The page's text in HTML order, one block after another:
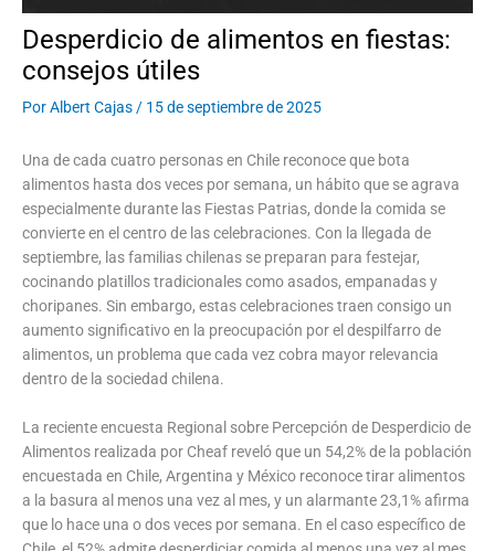
Desperdicio de alimentos en fiestas:
consejos útiles
PorAlbert Cajas / 15 de septiembre de 2025
Una de cada cuatro personas en Chile reconoce que bota
alimentos hasta dos veces por semana, un hábito que se agrava
especialmente durante las Fiestas Patrias, donde la comida se
convierte en el centro de las celebraciones. Con la llegada de
septiembre, las familias chilenas se preparan para festejar,
cocinando platillos tradicionales como asados, empanadas y
choripanes. Sin embargo, estas celebraciones traen consigo un
aumento significativo en la preocupación por el despilfarro de
alimentos, un problema que cada vez cobra mayor relevancia
dentro de la sociedad chilena.
La reciente encuesta Regional sobre Percepción de Desperdicio de
Alimentos realizada por Cheaf reveló que un 54,2% de la población
encuestada en Chile, Argentina y México reconoce tirar alimentos
a la basura al menos una vez al mes, y un alarmante 23,1% afirma
que lo hace una o dos veces por semana. En el caso específico de